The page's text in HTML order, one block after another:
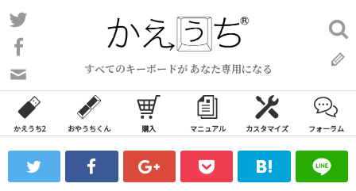
コ
ン
ン
ツ
ス
ッ
すべてのキーボードが あなた専用になる
い
合
わ
フ
ォ
検
索:
かえうち2 おやうちくん 購入 マニュアル カスタマイズ フォーラム